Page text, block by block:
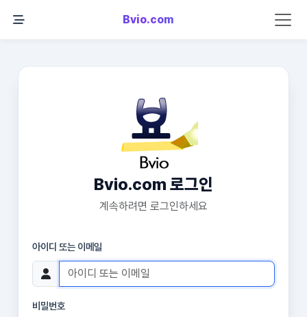
Bvio.com
Bvio.com 로그인
계속하려면 로그인하세요
아이디 또는 이메일
비밀번호